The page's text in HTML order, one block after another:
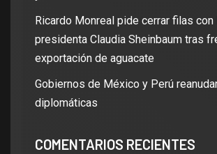
Ricardo Monreal pide cerrar filas con
presidenta Claudia Sheinbaum tras
exportación de aguacate
Gobiernos de México y Perú
diplomáticas
COMENTARIOS RECIENTES